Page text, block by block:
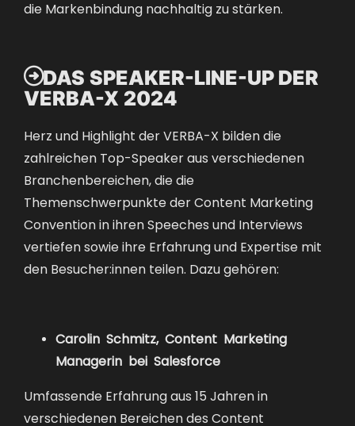
die Markenbindung nachhaltig zu stärken.
DAS SPEAKER-LINE-UP DER
VERBA-X 2024
Herz und Highlight der VERBA-X bilden die
zahlreichen Top-Speaker aus verschiedenen
Branchenbereichen, die die
Themenschwerpunkte der Content Marketing
Convention in ihren Speeches und Interviews
vertiefen sowie ihre Erfahrung und Expertise mit
den Besucher:innen teilen. Dazu gehören:
Carolin Schmitz, Content Marketing
Managerin bei Salesforce
Umfassende Erfahrung aus 15 Jahren in
verschiedenen Bereichen des Content